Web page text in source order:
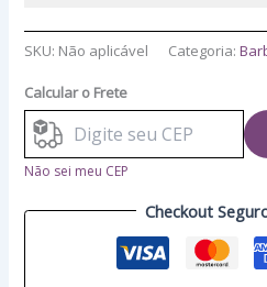
SKU: Não aplicável Categoria:
Calcular o Frete
Não sei meu CEP
Checkout